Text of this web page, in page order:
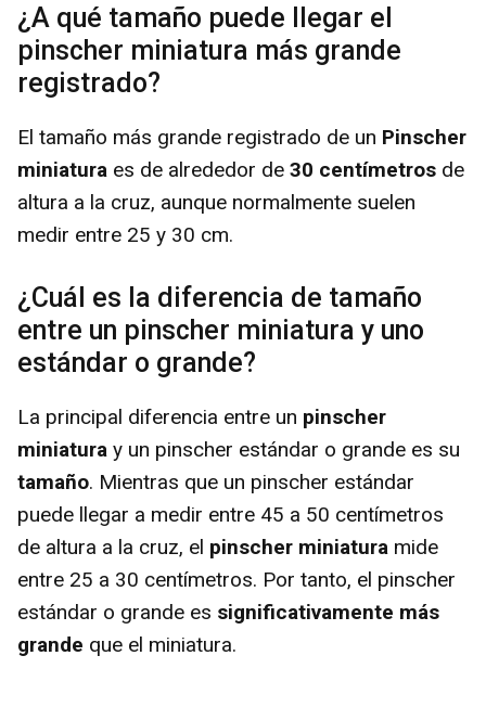
¿A qué tamaño puede llegar el
pinscher miniatura más grande
registrado?
El tamaño más grande registrado de un Pinscher
miniatura es de alrededor de 30 centímetros de
altura a la cruz, aunque normalmente suelen
medir entre 25 y 30 cm.
¿Cuál es la diferencia de tamaño
entre un pinscher miniatura y uno
estándar o grande?
La principal diferencia entre un pinscher
miniatura y un pinscher estándar o grande es su
tamaño. Mientras que un pinscher estándar
puede llegar a medir entre 45 a 50 centímetros
de altura a la cruz, el pinscher miniatura mide
entre 25 a 30 centímetros. Por tanto, el pinscher
estándar o grande es significativamente más
grande que el miniatura.